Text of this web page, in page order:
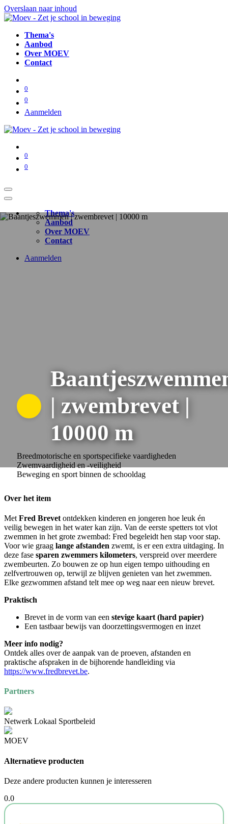
Overslaan naar inhoud
Thema's
Aanbod
Over MOEV
Contact
0
0
Aanmelden
0
0
Thema's
Aanbod
Over MOEV
Contact
Aanmelden
| zwembrevet |
10000 m
Breedmotorische en sportspecifieke vaardigheden
Zwemvaardigheid en -veiligheid
Beweging en sport binnen de schooldag
Over het item
Met Fred Brevet ontdekken kinderen en jongeren hoe leuk én
veilig bewegen in het water kan zijn. Van de eerste spetters tot vlot
zwemmen in het grote zwembad: Fred begeleidt hen stap voor stap.
Voor wie graag lange afstanden zwemt, is er een extra uitdaging. In
deze fase sparen zwemmers kilometers, verspreid over meerdere
zwembeurten. Zo bouwen ze op hun eigen tempo uithouding en
zelfvertrouwen op, terwijl ze blijven genieten van het zwemmen.
Elke gezwommen afstand telt mee op weg naar een nieuw brevet.
Praktisch
Brevet in de vorm van een stevige kaart (hard papier)
Een tastbaar bewijs van doorzettingsvermogen en inzet
Meer info nodig?
Ontdek alles over de aanpak van de proeven, afstanden en
praktische afspraken in de bijhorende handleiding via
https://www.fredbrevet.be.
Partners
Netwerk Lokaal Sportbeleid
MOEV
Alternatieve producten
Deze andere producten kunnen je interesseren
0.0